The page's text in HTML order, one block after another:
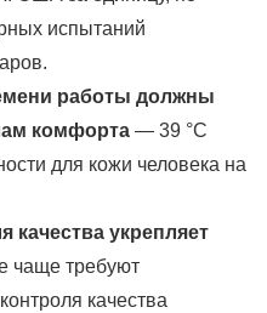
испытаний
работы должны
комфорта — 39 °C
для кожи человека на
качества укрепляет
чаще требуют
качества